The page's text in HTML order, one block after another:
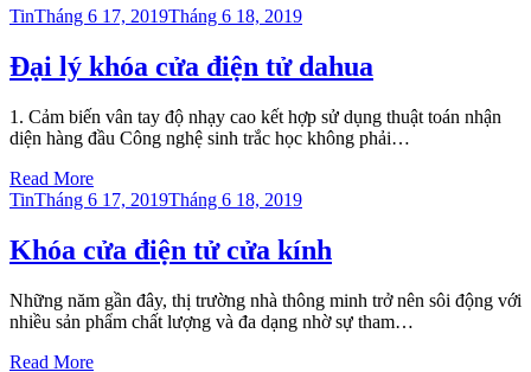
TinPosted
Tháng 6 17, 2019Tháng 6 18, 2019
Đại lý khóa cửa điện tử dahua
1. Cảm biến vân tay độ nhạy cao kết hợp sử dụng thuật toán nhận
diện hàng đầu Công nghệ sinh trắc học không phải…
Read More
TinPosted
Tháng 6 17, 2019Tháng 6 18, 2019
Khóa cửa điện tử cửa kính
Những năm gần đây, thị trường nhà thông minh trở nên sôi động với
nhiều sản phẩm chất lượng và đa dạng nhờ sự tham…
Read More